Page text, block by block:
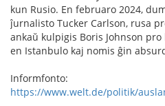
kun Rusio. En februaro 2024,
ĵurnalisto Tucker Carlson, rusa
ankaŭ kulpigis Boris Johnson
en Istanbulo kaj nomis ĝin
Informfonto:
https://www.welt.de/politik/